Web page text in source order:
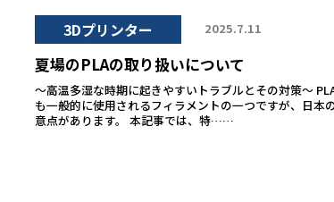
3Dプリンター 2025.7.11
夏場のPLAの取り扱いについて
～高温多湿な時期に起きやすいトラブルとその対策～
も一般的に使用されるフィラメントの一つですが、日
意点があります。 本記事では、特……